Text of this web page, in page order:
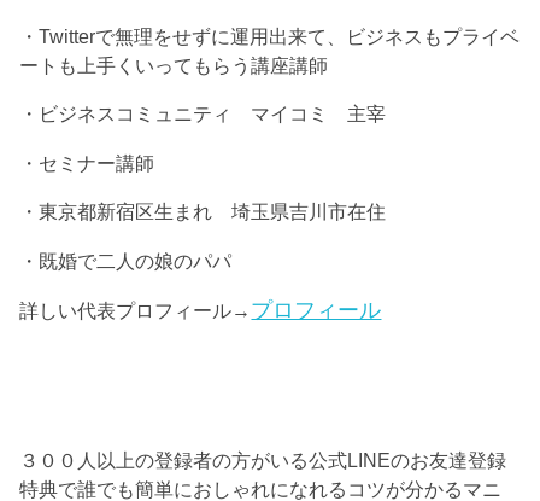
・Twitterで無理をせずに運用出来て、ビジネスもプライベ
ートも上手くいってもらう講座講師
・ビジネスコミュニティ マイコミ 主宰
・セミナー講師
・東京都新宿区生まれ 埼玉県吉川市在住
・既婚で二人の娘のパパ
詳しい代表プロフィール→ プロフィール
３００人以上の登録者の方がいる公式LINEのお友達登録
特典で誰でも簡単におしゃれになれるコツが分かるマニ